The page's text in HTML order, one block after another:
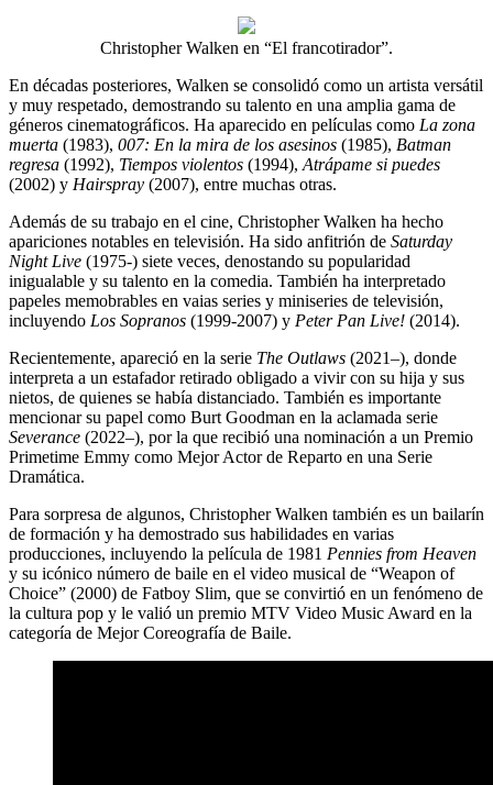
Christopher Walken en “El francotirador”.
En décadas posteriores, Walken se consolidó como un artista versátil
y muy respetado, demostrando su talento en una amplia gama de
géneros cinematográficos. Ha aparecido en películas como La zona
muerta (1983), 007: En la mira de los asesinos (1985), Batman
regresa (1992), Tiempos violentos (1994), Atrápame si puedes
(2002) y Hairspray (2007), entre muchas otras.
Además de su trabajo en el cine, Christopher Walken ha hecho
apariciones notables en televisión. Ha sido anfitrión de Saturday
Night Live (1975-) siete veces, denostando su popularidad
inigualable y su talento en la comedia. También ha interpretado
papeles memobrables en vaias series y miniseries de televisión,
incluyendo Los Sopranos (1999-2007) y Peter Pan Live! (2014).
Recientemente, apareció en la serie The Outlaws (2021–), donde
interpreta a un estafador retirado obligado a vivir con su hija y sus
nietos, de quienes se había distanciado. También es importante
mencionar su papel como Burt Goodman en la aclamada serie
Severance (2022–), por la que recibió una nominación a un Premio
Primetime Emmy como Mejor Actor de Reparto en una Serie
Dramática.
Para sorpresa de algunos, Christopher Walken también es un bailarín
de formación y ha demostrado sus habilidades en varias
producciones, incluyendo la película de 1981 Pennies from Heaven
y su icónico número de baile en el video musical de “Weapon of
Choice” (2000) de Fatboy Slim, que se convirtió en un fenómeno de
la cultura pop y le valió un premio MTV Video Music Award en la
categoría de Mejor Coreografía de Baile.